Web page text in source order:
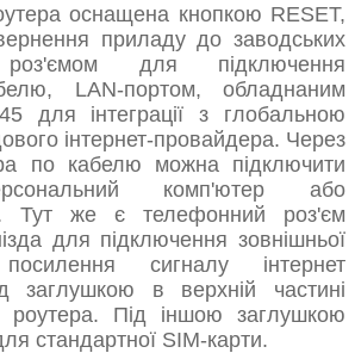
оснащена кнопкою RESET,
приладу до заводських
роз'ємом для підключення
LAN-портом, обладнаним
для інтеграції з глобальною
інтернет-провайдера. Через
по кабелю можна підключити
комп'ютер або
Тут же є телефонний роз'єм
для підключення зовнішньої
сигналу інтернет
заглушкою в верхній частині
роутера. Під іншою заглушкою
стандартної SIM-карти.